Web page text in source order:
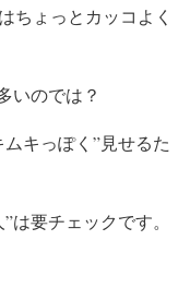
ちょっとカッコよく
いのでは？
キっぽく”見せるた
は要チェックです。